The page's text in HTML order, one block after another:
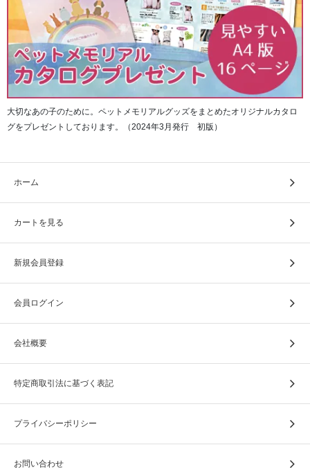
ひとつひとつ職人の手で丁寧に作られています。
シンプルモダンは新潟県燕市の職人の手で型から鋳造、塗
装仕上げまで一貫して製造されることで、美しさと高い質
ア90％を占め、米国のアップル社の製品にも技術を提供す
るなど、金属加工では世界的に名高い街なのです。
色：ピュアブラック（058）
素材：
ミニ骨壺/真鍮
サイズ：
大切なあの子のために。ペットメモリアルグッズをまとめたオリジナルカタロ
グをプレゼントしております。（2024年3月発行 初版）
ホーム
カートを見る
新規会員登録
会員ログイン
会社概要
特定商取引法に基づく表記
プライバシーポリシー
お問い合わせ